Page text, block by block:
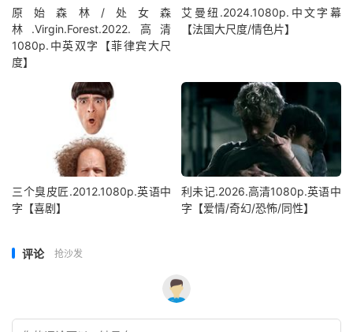
原始森林/处女森
林.Virgin.Forest.2022.高清
1080p.中英双字【菲律宾大尺
度】
艾曼纽.2024.1080p.中文字幕
【法国大尺度/情色片】
三个臭皮匠.2012.1080p.英语中
字【喜剧】
利未记.2026.高清1080p.英语中
字【爱情/奇幻/恐怖/同性】
评论 抢沙发